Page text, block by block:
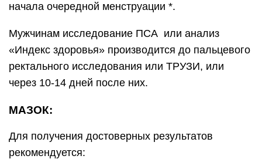
начала очередной менструации *.
Мужчинам исследование ПСА или анализ
«Индекс здоровья» производится до пальцевого
ректального исследования или ТРУЗИ, или
через 10-14 дней после них.
МАЗОК:
Для получения достоверных результатов
рекомендуется: